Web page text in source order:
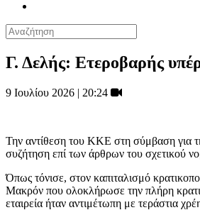
Γ. Δελής: Ετεροβαρής
9 Ιουλίου 2026 | 20:24
Την αντίθεση του ΚΚΕ στη σύμβαση για
συζήτηση επί των άρθρων του σχετικού
Όπως τόνισε, στον καπιταλισμό
Μακρόν που ολοκλήρωσε την πλήρη
εταιρεία ήταν αντιμέτωπη με τεράστια